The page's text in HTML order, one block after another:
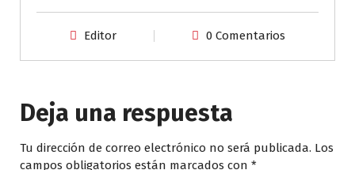
Editor 0 Comentarios
Deja una respuesta
Tu dirección de correo electrónico no será publicada. Los
campos obligatorios están marcados con *